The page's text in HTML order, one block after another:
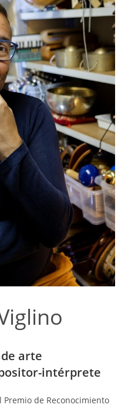
arte
intérprete
Premio de Reconocimiento